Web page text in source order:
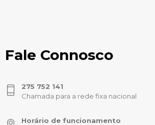
Fale Connosco
275 752 141
Chamada para a rede fixa nacional
Horário de funcionamento